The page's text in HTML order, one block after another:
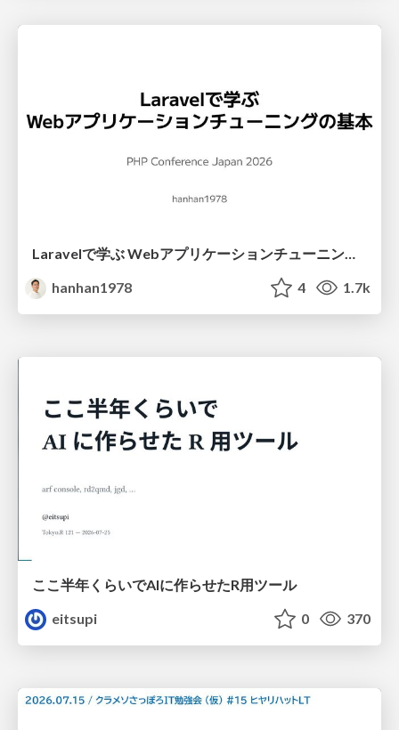
Laravelで学ぶ Webアプリケーションチューニング入門/web_application_tuning_101
hanhan1978
4 1.7k
ここ半年くらいでAIに作らせたR用ツール
eitsupi
0 370